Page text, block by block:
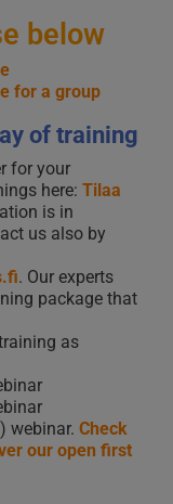
below
for a group
of training
for your
here: Tilaa
is in
us also by
. Our experts
package that
as
webinar.Check
our open first